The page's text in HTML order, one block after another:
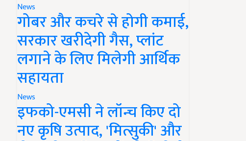
News
गोबर और कचरे से होगी कमाई,
सरकार खरीदेगी गैस, प्लांट
लगाने के लिए मिलेगी आर्थिक
सहायता
News
इफको-एमसी ने लॉन्च किए दो
नए कृषि उत्पाद, 'मित्सुकी' और